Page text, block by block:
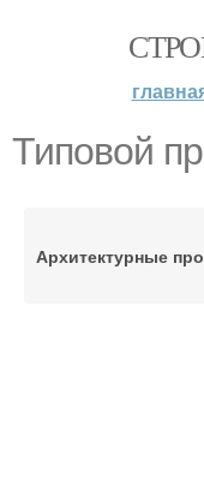
Типовой
Архитектурные